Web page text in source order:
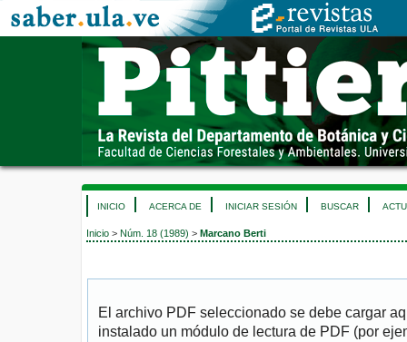
INICIO ACERCA DE INICIAR SESIÓN BUSCAR
Inicio > Núm. 18 (1989) > Marcano Berti
El archivo PDF seleccionado se debe cargar
instalado un módulo de lectura de PDF (por